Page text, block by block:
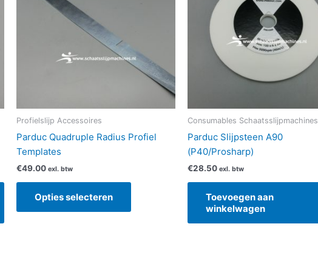
Profielslijp Accessoires
Parduc Quadruple Radius Profiel
Templates
€49.00 exl. btw
Opties selecteren
kan
gekozen
worden
productpagina
Consumables Schaatsslijpmachines
Parduc Slijpsteen A90
(P40/Prosharp)
€28.50 exl. btw
Toevoegen aan
winkelwagen